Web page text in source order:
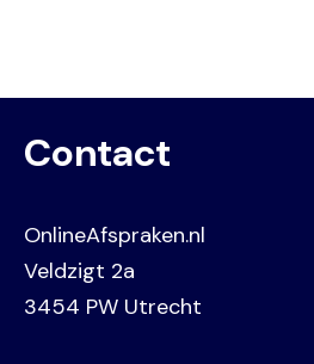
Contact
OnlineAfspraken.nl
Veldzigt 2a
3454 PW Utrecht